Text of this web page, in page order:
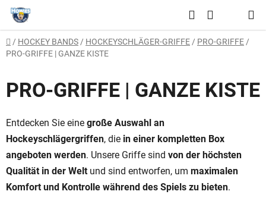
Zum
Inhalt
springen
Suchen
Startseite
/ HOCKEY BANDS / HOCKEYSCHLÄGER-GRIFFE / PRO-GRIFFE /
PRO-GRIFFE | GANZE KISTE
PRO-GRIFFE | GANZE KISTE
Entdecken Sie eine große Auswahl an
Hockeyschlägergriffen, die in einer kompletten Box
angeboten werden. Unsere Griffe sind von der höchsten
Qualität in der Welt und sind entworfen, um maximalen
Komfort und Kontrolle während des Spiels zu bieten.